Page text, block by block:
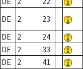
DE
2 23
DE
2 24
DE
2 33
DE
2 41